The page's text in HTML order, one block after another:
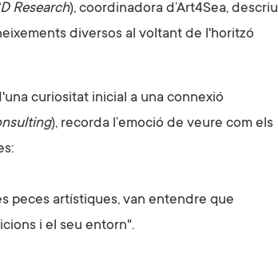
Research), coordinadora d’Art4Sea, descriu
diversos al voltant de l'horitzó
curiositat inicial a una connexió
), recorda l’emoció de veure com els
peces artístiques, van entendre que
i el seu entorn".